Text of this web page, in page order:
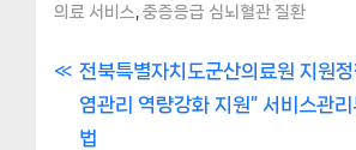
의료 서비스 중증응급 심뇌혈관 질환
글
내
P
r
e
전북특별자치도군산의료원 지원
염관리 역량강화 지원” 서비스관
법